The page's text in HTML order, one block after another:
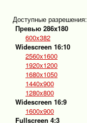
Доступные разрешения:
Превью 286x180
600x382
Widescreen 16:10
2560x1600
1920x1200
1680x1050
1440x900
1280x800
Widescreen 16:9
1600x900
Fullscreen 4:3